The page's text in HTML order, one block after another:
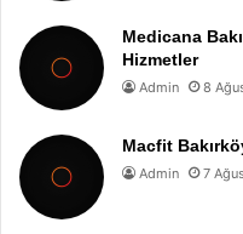
Medicana
Hizmetler
Admin 8
Macfit
Admin 7